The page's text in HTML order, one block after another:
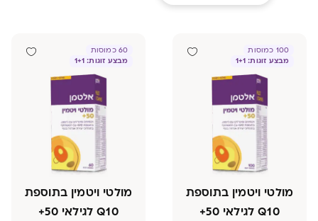
100 כמוסות
מבצע זוגות: 1+1
מולטי ויטמין בתוספת
Q10 לגילאי 50+
60 כמוסות
מבצע זוגות: 1+1
מולטי ויטמין בתוספת
Q10 לגילאי 50+